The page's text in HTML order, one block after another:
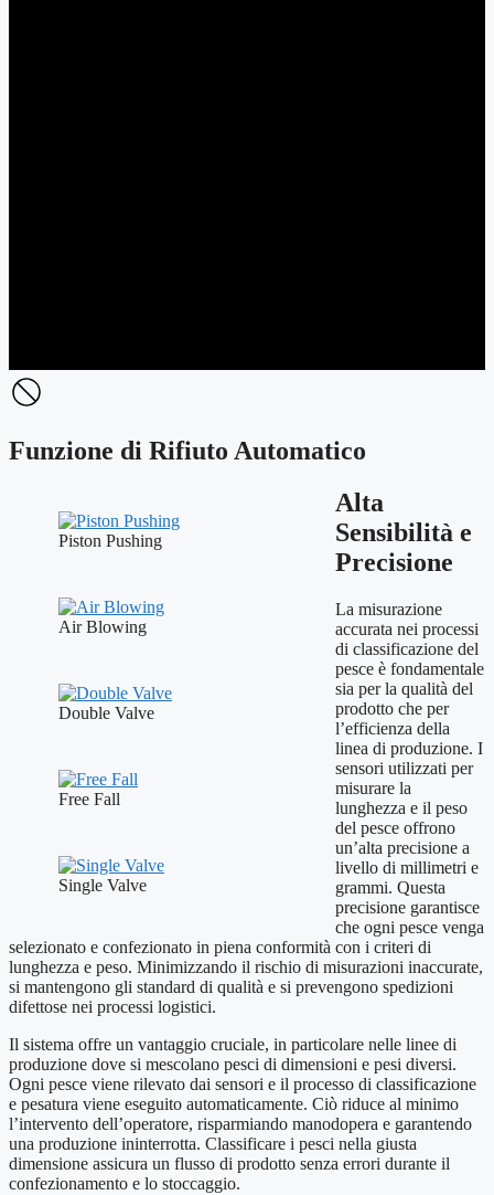
Funzione di Rifiuto Automatico
Piston Pushing
Air Blowing
Double Valve
Free Fall
Single Valve
Alta
Sensibilità e
Precisione
La misurazione
accurata nei processi
di classificazione del
pesce è fondamentale
sia per la qualità del
prodotto che per
l’efficienza della
linea di produzione. I
sensori utilizzati per
misurare la
lunghezza e il peso
del pesce offrono
un’alta precisione a
livello di millimetri e
grammi. Questa
precisione garantisce
che ogni pesce venga
selezionato e confezionato in piena conformità con i criteri di
lunghezza e peso. Minimizzando il rischio di misurazioni inaccurate,
si mantengono gli standard di qualità e si prevengono spedizioni
difettose nei processi logistici.
Il sistema offre un vantaggio cruciale, in particolare nelle linee di
produzione dove si mescolano pesci di dimensioni e pesi diversi.
Ogni pesce viene rilevato dai sensori e il processo di classificazione
e pesatura viene eseguito automaticamente. Ciò riduce al minimo
l’intervento dell’operatore, risparmiando manodopera e garantendo
una produzione ininterrotta. Classificare i pesci nella giusta
dimensione assicura un flusso di prodotto senza errori durante il
confezionamento e lo stoccaggio.